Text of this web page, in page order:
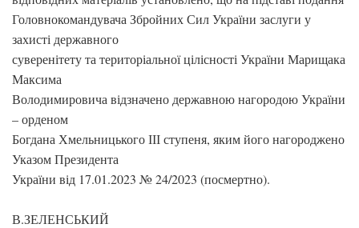
Головнокомандувача Збройних Сил України заслуги у
захисті державного
суверенітету та територіальної цілісності України Марищака
Максима
Володимировича відзначено державною нагородою України
– орденом
Богдана Хмельницького ІІІ ступеня, яким його нагороджено
Указом Президента
України від 17.01.2023 № 24/2023 (посмертно).
В.ЗЕЛЕНСЬКИЙ